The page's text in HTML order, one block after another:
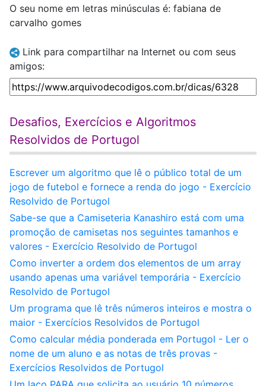
O seu nome em letras minúsculas é: fabiana de
carvalho gomes
Link para compartilhar na Internet ou com seus
amigos:
Desafios, Exercícios e Algoritmos
Resolvidos de Portugol
Escrever um algoritmo que lê o público total de um
jogo de futebol e fornece a renda do jogo - Exercício
Resolvido de Portugol
Sabe-se que a Camiseteria Kanashiro está com uma
promoção de camisetas nos seguintes tamanhos e
valores - Exercício Resolvido de Portugol
Como inverter a ordem dos elementos de um array
usando apenas uma variável temporária - Exercício
Resolvido de Portugol
Um programa que lê três números inteiros e mostra o
maior - Exercícios Resolvidos de Portugol
Como calcular média ponderada em Portugol - Ler o
nome de um aluno e as notas de três provas -
Exercícios Resolvidos de Portugol